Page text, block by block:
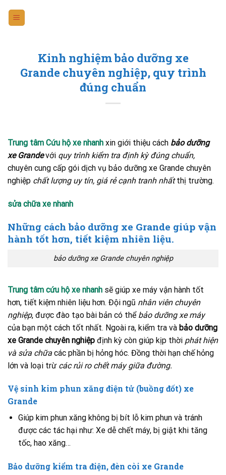
Kinh nghiệm bảo dưỡng xe
Grande chuyên nghiệp, quy trình
đúng chuẩn
Trung tâm Cứu hộ xe nhanh xin giới thiệu cách bảo dưỡng
xe Grandevới quy trình kiểm tra định kỳ đúng chuẩn,
chuyên cung cấp gói dịch vụ bảo dưỡng xe Grande chuyên
nghiệp chất lượng uy tín, giá rẻ cạnh tranh nhấtthị trường.
sửa chữa xe nhanh
Những cách bảo dưỡng xe Grande giúp vận
hành tốt hơn, tiết kiệm nhiên liệu.
bảo dưỡng xe Grande chuyên nghiệp
Trung tâm cứu hộ xe nhanh sẽ giúp xe máy vận hành tốt
hơn, tiết kiệm nhiên liệu hơn. Đội ngũ nhân viên chuyên
nghiệp, được đào tạo bài bản có thểbảo dưỡng xe máy
của bạn một cách tốt nhất. Ngoài ra, kiểm tra và bảo dưỡng
xe Grande chuyên nghiệp định kỳ còn giúp kịp thời phát hiện
và sửa chữa các phần bị hỏng hóc. Đồng thời hạn chế hỏng
lớn và loại trừ các rủi ro chết máy giữa đường.
Vệ sinh kim phun xăng điện tử (buồng đốt) xe
Grande
Giúp kim phun xăng không bị bít lỗ kim phun và tránh
được các tác hại như: Xe dễ chết máy, bị giật khi tăng
tốc, hao xăng…
Bảo dưỡng kiểm tra điện, đèn còi xe Grande